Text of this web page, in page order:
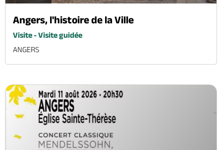
Angers, l'histoire de la Ville
Visite - Visite guidée
ANGERS